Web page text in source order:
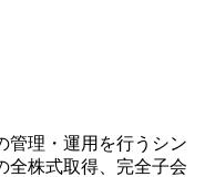
管理・運用を行うシン
全株式取得、完全子会